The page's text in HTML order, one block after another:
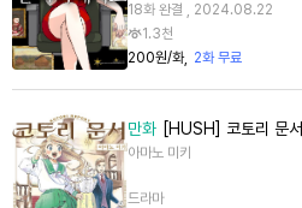
18화 완결 , 2024.08.22
1.3천
200원/화
2화 무료
만화 [HUSH] 코토리 문서
아마노 미키
드라마